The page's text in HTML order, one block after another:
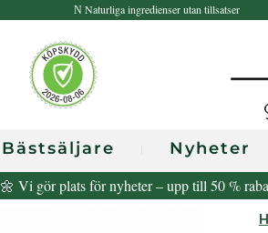
NNaturliga ingredienser utan tillsatser
Bästsäljare Nyheter
🌼 Vi gör plats för nyheter – upp till 50 %